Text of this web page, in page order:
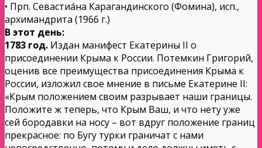
• Прп. Севастиа́на Карагандинского (Фомина), исп.,
архимандрита (1966 г.)
В этот день:
1783 год. Издан манифест Екатерины II о
присоединении Крыма к России. Потемкин Григорий,
оценив все преимущества присоединения Крыма к
России, изложил свое мнение в письме Екатерине II:
«Крым положением своим разрывает наши границы.
Положите ж теперь, что Крым Ваш, и что нету уже
сей бородавки на носу – вот вдруг положение границ
прекрасное: по Бугу турки граничат с нами